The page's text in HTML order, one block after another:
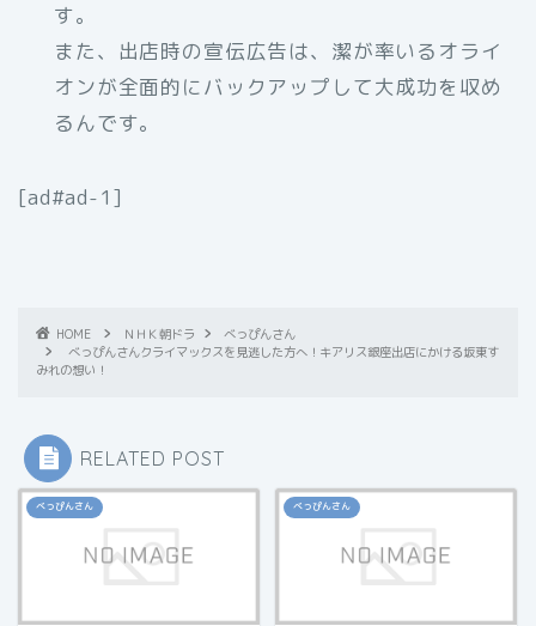
す。
また、出店時の宣伝広告は、潔が率いるオライ
オンが全面的にバックアップして大成功を収め
るんです。
[ad#ad-1]
HOME ＮＨＫ朝ドラ
べっぴんさん
べっぴんさんクライマックスを見逃した方へ！キアリス銀座出店にかける坂東す
みれの想い！
RELATED POST
べっぴんさん べっぴんさん